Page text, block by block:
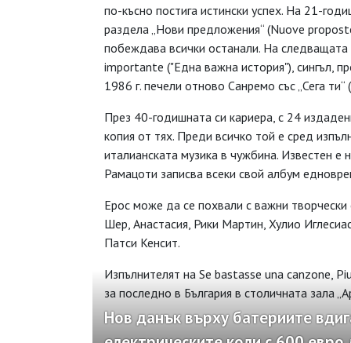
по-късно постига истински успех. На 21-
раздела „Нови предложения“ (Nuove
побеждава всички останали. На следващата
importante ("Eдна важна история"), сингъл,
1986 г. печели отново Санремо със „Сега ти“
През 40-годишната си кариера, с 24
копия от тях. Преди всичко той е сред
италианската музика в чужбина. Известен е
Рамацоти записва всеки свой албум
Ерос може да се похвали с важни творчески
Шер, Анастасия, Рики Мартин, Хулио
Патси Кенсит.
Изпълнителят на Se bastasse una canzone,
за последно в България в столичната зала
Нов данък върху батериите